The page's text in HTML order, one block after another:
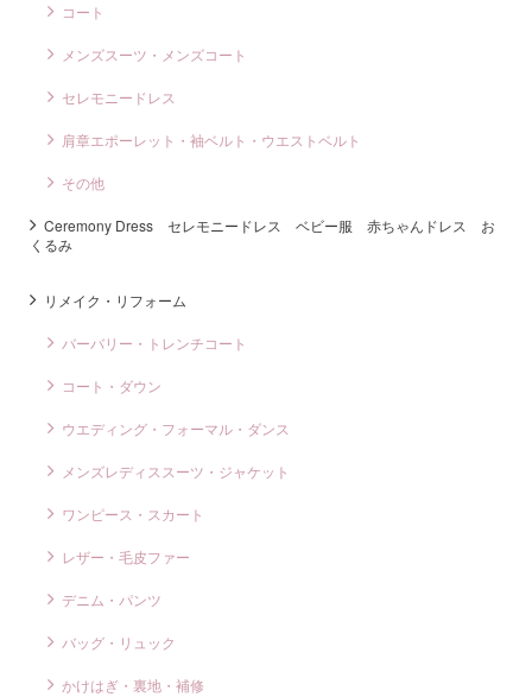
コート
メンズスーツ・メンズコート
セレモニードレス
肩章エポーレット・袖ベルト・ウエストベルト
その他
Ceremony Dress セレモニードレス ベビー服 赤ちゃんドレス お
くるみ
リメイク・リフォーム
バーバリー・トレンチコート
コート・ダウン
ウエディング・フォーマル・ダンス
メンズレディススーツ・ジャケット
ワンピース・スカート
レザー・毛皮ファー
デニム・パンツ
バッグ・リュック
かけはぎ・裏地・補修